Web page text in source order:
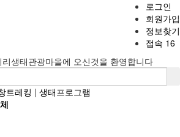
로그인
회원가입
정보찾기
접속 16
리생태관광마을에 오신것을 환영합니다
트레킹 | 생태프로그램